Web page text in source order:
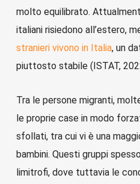
molto equilibrato.
italiani risiedono all’estero,
stranieri vivono in Italia, un
piuttosto stabile (ISTAT,
Tra le persone migranti,
le proprie case in modo
sfollati, tra cui vi è una
bambini. Questi gruppi
limitrofi, dove tuttavia le